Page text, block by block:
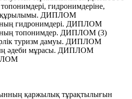
гидронимдеріне,
құрылымы. ДИПЛОМ
гидронимдері. ДИПЛОМ
топонимдер. ДИПЛОМ (3)
туризм дамуы. ДИПЛОМ
әдеби мұрасы. ДИПЛОМ
қаржылық тұрақтылығын